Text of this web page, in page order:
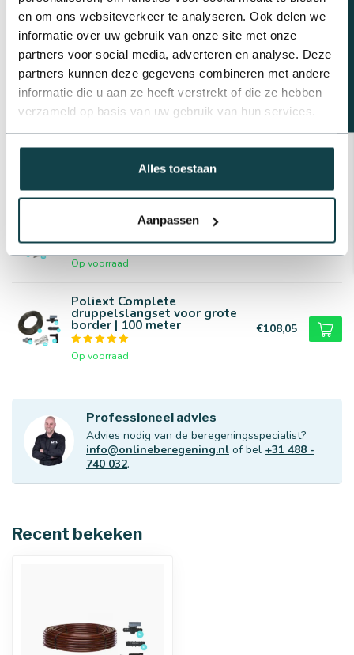
en om ons websiteverkeer te analyseren. Ook delen we
informatie over uw gebruik van onze site met onze
partners voor social media, adverteren en analyse. Deze
partners kunnen deze gegevens combineren met andere
informatie die u aan ze heeft verstrekt of die ze hebben
verzameld op basis van uw gebruik van hun services.
Alles toestaan
Aanpassen
Op voorraad
Plasson Tyleen T-stuk
binnendraad | 16 t/m 32 mm
€2,83
PP puntstuk slangtule voor
druppelslang | 16 t/m 25 mm
Complete druppelslangset
voor kleine border | 25 meter
Op voorraad
€28,69
Poliext Complete
druppelslangset voor grote
border | 100 meter
Op voorraad
€108,05
Professioneel advies
Advies nodig van de beregeningsspecialist?
info@onlineberegening.nl of bel +31 488 -
740 032.
Recent bekeken
Beregeningsplan?